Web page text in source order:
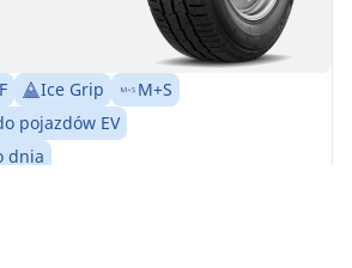
Ice Grip
M+S
pojazdów EV
dnia